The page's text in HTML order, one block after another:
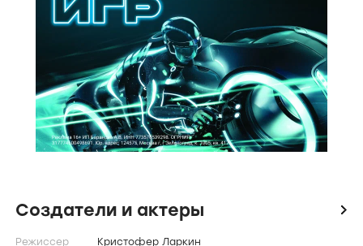
Создатели и актеры icon
Режиссер Кристофер Ларкин